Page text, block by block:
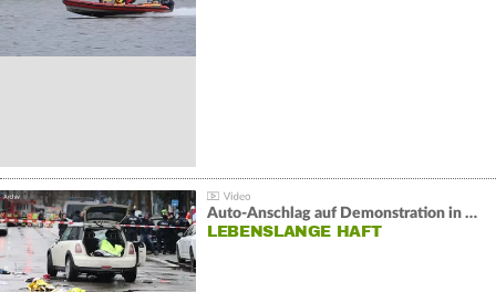
Auto-Anschlag auf Demonstration in München:
LEBENSLANGE HAFT